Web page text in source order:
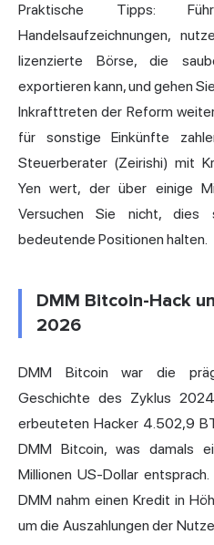
Praktische Tipps:
Handelsaufzeichnungen,
lizenzierte Börse, die
exportieren kann, und gehen
Inkrafttreten der Reform
für sonstige Einkünfte
Steuerberater (Zeirishi) mit
Yen wert, der über einige
Versuchen Sie nicht,
bedeutende Positionen halten.
DMM Bitcoin-Hack
2026
DMM Bitcoin war die
Geschichte des Zyklus
erbeuteten Hacker 4.502,9
DMM Bitcoin, was damals
Millionen US-Dollar
DMM nahm einen Kredit in
um die Auszahlungen der